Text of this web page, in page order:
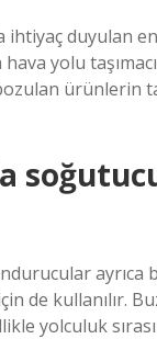
duyulan en
yolu
ürünlerin
ayrıca
de kullanılır.
yolculuk